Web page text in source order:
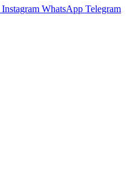
Instagram WhatsApp Telegram